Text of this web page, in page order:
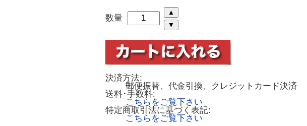
数量
決済方法:
郵便振替、代金引換、クレジットカード決済
送料･手数料:
こちらをご覧下さい
特定商取引法に基づく表記:
こちらをご覧下さい